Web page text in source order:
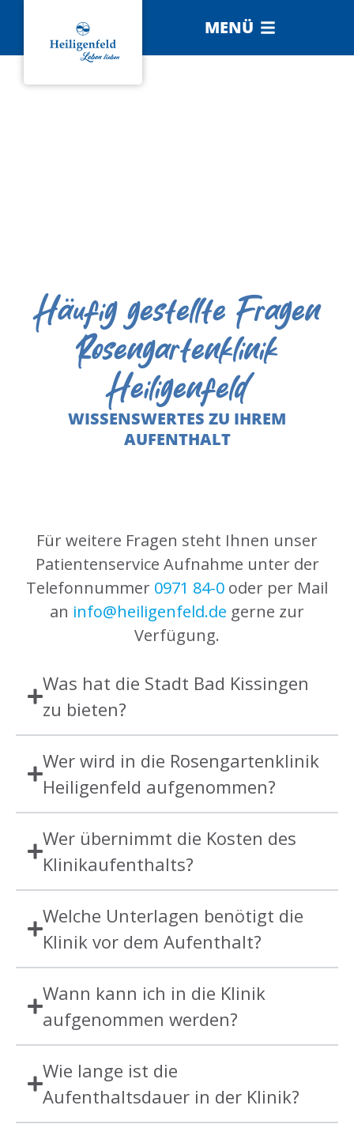
MENÜ
Häufig gestellte Fragen
Rosengartenklinik
Heiligenfeld
WISSENSWERTES ZU IHREM
AUFENTHALT
Für weitere Fragen steht Ihnen unser
Patientenservice Aufnahme unter der
Telefonnummer 0971 84-0 oder per Mail
an info@heiligenfeld.de gerne zur
Verfügung.
Was hat die Stadt Bad Kissingen
zu bieten?
Wer wird in die Rosengartenklinik
Heiligenfeld aufgenommen?
Wer übernimmt die Kosten des
Klinikaufenthalts?
Welche Unterlagen benötigt die
Klinik vor dem Aufenthalt?
Wann kann ich in die Klinik
aufgenommen werden?
Wie lange ist die
Aufenthaltsdauer in der Klinik?